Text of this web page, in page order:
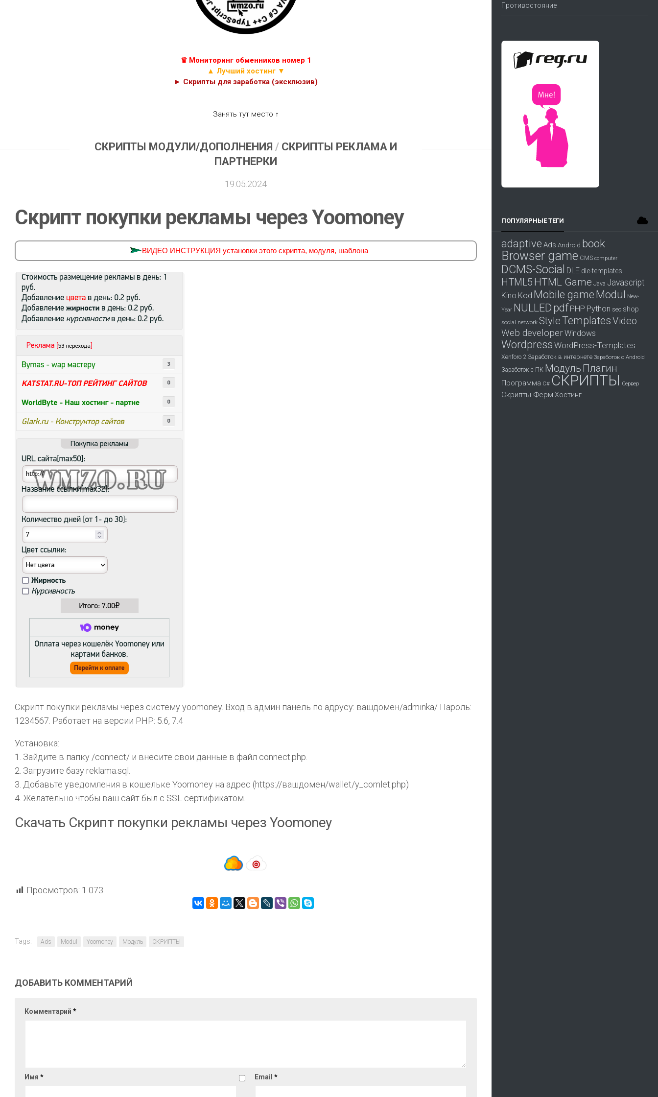
ИГР
СКРИПТЫ
ЭКОНОМИЧЕСКИХ
♛ Мониторинг обменников номер 1
▲ Лучший хостинг ▼
► Скрипты для заработка (эксклюзив)
Занять тут место ↑
СКРИПТЫ МОДУЛИ/ДОПОЛНЕНИЯ / СКРИПТЫ РЕКЛАМА И
ПАРТНЕРКИ
19.05.2024
Скрипт покупки рекламы через Yoomoney
ВИДЕО ИНСТРУКЦИЯ установки этого скрипта, модуля, шаблона
Скрипт покупки рекламы через систему yoomoney. Вход в админ панель по адрусу: вашдомен/adminka/ Пароль:
1234567. Работает на версии PHP: 5.6, 7.4
Установка:
1. Зайдите в папку /connect/ и внесите свои данные в файл connect.php.
2. Загрузите базу reklama.sql.
3. Добавьте уведомления в кошельке Yoomoney на адрес (https://вашдомен/wallet/y_comlet.php)
4. Желательно чтобы ваш сайт был с SSL сертификатом.
Скачать Скрипт покупки рекламы через Yoomoney
Просмотров: 1 073
Tags: Ads Modul Yoomoney Модуль СКРИПТЫ
ДОБАВИТЬ КОММЕНТАРИЙ
Комментарий *
Имя * Email*
Противостояние
ПОПУЛЯРНЫЕ ТЕГИ
adaptive Ads Android book
Browser game CMS computer
DCMS-Social DLE dle-templates
HTML5 HTML Game Java Javascript
Kino Kod Mobile gameModul New-
Year NULLED pdf PHP Python seo shop
social network StyleTemplatesVideo
Web developerWindows
Wordpress WordPress-Templates
Xenforo 2 Заработок в интернете Заработок с Android
Заработок с ПК Модуль Плагин
Программа С# СКРИПТЫ Сервер
Скрипты Ферм Хостинг